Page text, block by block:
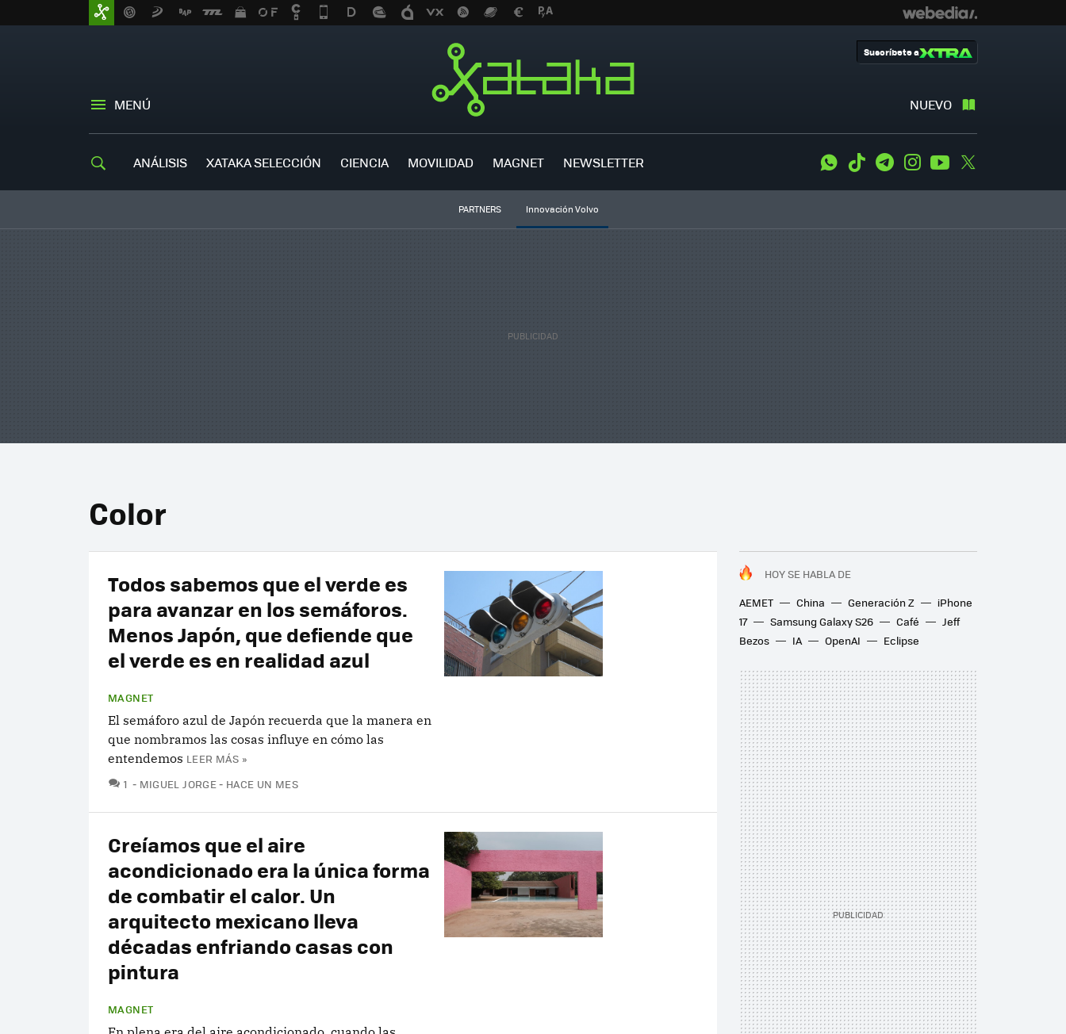
MENÚ NUEVO
Suscríbete a
ANÁLISIS XATAKA SELECCIÓN CIENCIA MOVILIDAD MAGNET NEWSLETTER WhatsApp
Tiktok TelegramInstagramYoutube
PARTNERS Innovación Volvo
Color
HOY SE HABLA DE
AEMET
China Generación Z
iPhone
17
Samsung Galaxy S26 Café
Jeff
Bezos
IA OpenAI Eclipse
Todos sabemos que el verde es
para avanzar en los semáforos.
Menos Japón, que defiende que
el verde es en realidad azul
MAGNET
El semáforo azul de Japón recuerda que la manera en
que nombramos las cosas influye en cómo las
entendemos LEER MÁS »
1 COMENTARIOS
MIGUEL JORGE HACE UN MES
Creíamos que el aire
acondicionado era la única forma
de combatir el calor. Un
arquitecto mexicano lleva
décadas enfriando casas con
pintura
MAGNET